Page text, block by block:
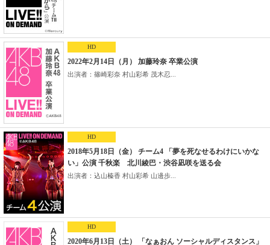
HD
2022年2月14日（月） 加藤玲奈 卒業公演
出演者：篠崎彩奈 村山彩希 茂木忍...
HD
2018年5月18日（金） チーム4 「夢を死なせるわけにいかな
い」公演 千秋楽 北川綾巴・渋谷凪咲を送る会
出演者：込山榛香 村山彩希 山邊歩...
HD
2020年6月13日（土） 「なぁおん ソーシャルディスタンス」